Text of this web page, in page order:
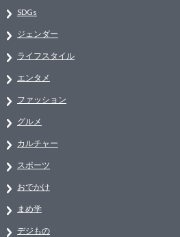
SDGs
ジェンダー
ライフスタイル
エンタメ
ファッション
グルメ
カルチャー
スポーツ
おでかけ
まめ学
デジもの